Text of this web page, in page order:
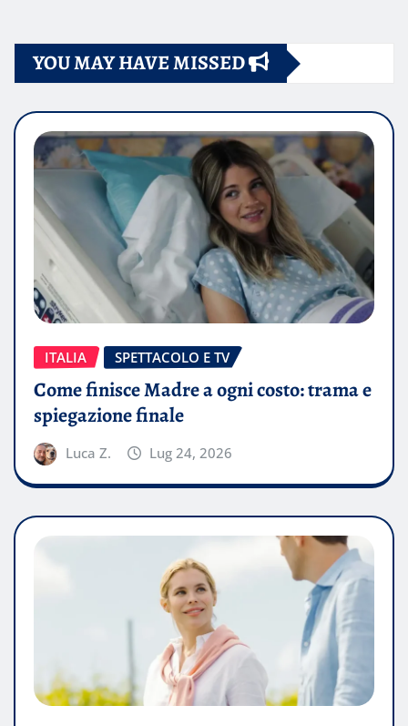
articoli
YOU MAY HAVE MISSED
ITALIA SPETTACOLO E TV
Come finisce Madre a ogni costo: trama e
spiegazione finale
Luca Z. Lug 24, 2026